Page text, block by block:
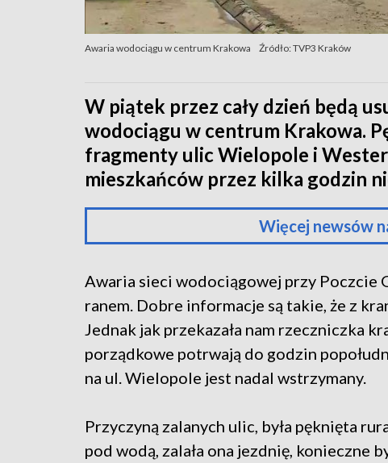
Awaria wodociągu w centrum Krakowa Źródło: TVP3 Kraków
W piątek przez cały dzień będą
wodociągu w centrum Krakowa.
fragmenty ulic Wielopole i
mieszkańców przez kilka godzin
Więcej newsów
Awaria sieci wodociągowej przy Poczcie
ranem. Dobre informacje są takie, że z
Jednak jak przekazała nam rzeczniczka
porządkowe potrwają do godzin
na ul. Wielopole jest nadal wstrzymany.
Przyczyną zalanych ulic, była pęknięta
pod wodą, zalała ona jezdnię, konieczne